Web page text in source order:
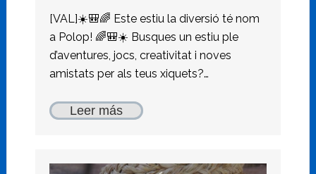
[VAL]☀️🎒🌈 Este estiu la diversió té nom
a Polop! 🌈🎒☀️ Busques un estiu ple
d’aventures, jocs, creativitat i noves
amistats per als teus xiquets?…
Leer más